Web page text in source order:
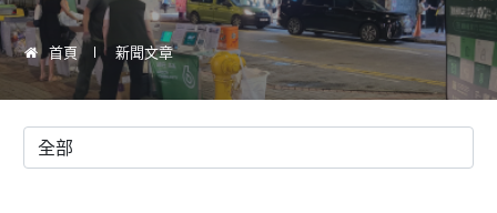
首頁 新聞文章